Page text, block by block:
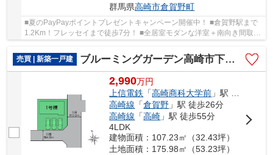
群馬県高崎市倉賀野町
■夏のPayPayポイントプレゼントキャンペーン開催中！ ■倉賀野駅まで
1.2Km！フレッセイまで徒歩7分！ ■全居室モダンな洋室＋南向き間取！
売買 | 新築一戸建
ブルーミングガーデン高崎市下佐野町ー①
2,990万円
上信電鉄 「高崎商科大学前 」駅 徒歩16分
高崎線 「倉賀野 」駅 徒歩26分
高崎線 「高崎 」駅 徒歩55分
4LDK
建物面積：107.23㎡（32.43坪）
土地面積：175.98㎡（53.23坪）